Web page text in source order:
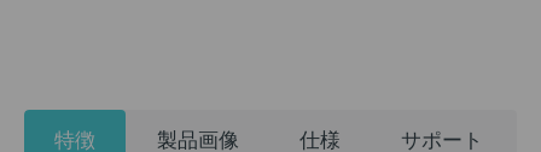
特徴 製品画像 仕様 サポート